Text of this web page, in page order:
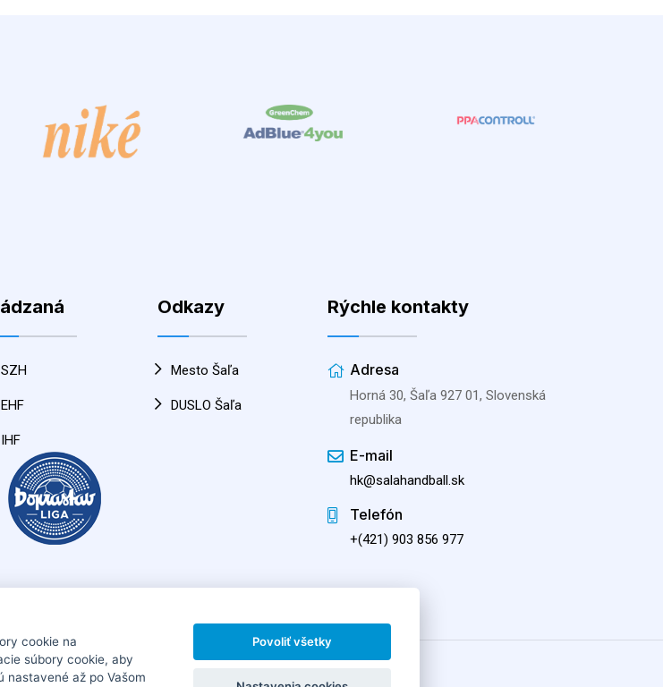
SZH
EHF
IHF
Odkazy
Mesto Šaľa
DUSLO Šaľa
Rýchle kontakty
Adresa
Horná 30, Šaľa 927 01, Slovenská
republika
E-mail
hk@salahandball.sk
Telefón
+(421) 903 856 977
SLOVAN DUSLO ŠAĽA
cookie na
súbory cookie, aby
nastavené až po Vašom
Povoliť všetky